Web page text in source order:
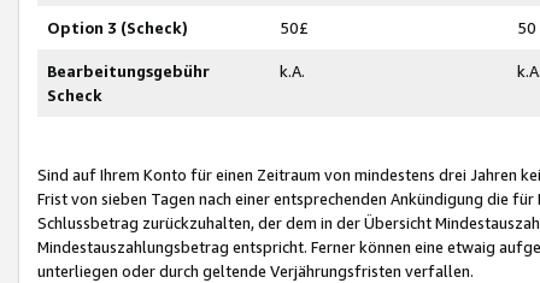
Option 3 (Scheck) 50£ 50
Bearbeitungsgebühr
Scheck
k.A.
Sind auf Ihrem Konto für einen Zeitraum von mindestens drei Jahren
Frist von sieben Tagen nach einer entsprechenden Ankündigung die
Schlussbetrag zurückzuhalten, der dem in der Übersicht
Mindestauszahlungsbetrag entspricht. Ferner können eine etwaig
unterliegen oder durch geltende Verjährungsfristen verfallen.